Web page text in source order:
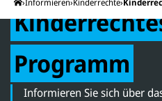
Programm
Informieren Sie sich über